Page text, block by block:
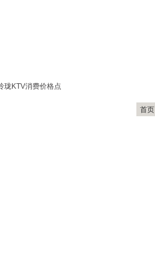
珑KTV消费价格点
首页